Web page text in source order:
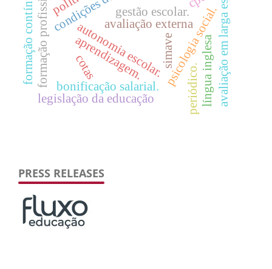
avaliação externa
psicologia social.
autonomia escolar.
bonificação salarial.
legislação da educação
gestão escolar.
formação profissional. aprendizagem. avaliação em larga escala.
língua inglesa
formação contínua cotas periódico.
simave
PRESS RELEASES